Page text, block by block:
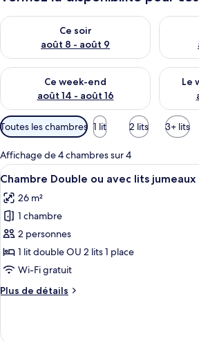
Ce soir
août 8 - août 9
Vérifier la disponibilité pour ce soir août
Vérifier
Ce week-end
août 14 - août 16
Vérifier la disponibilité pour ce week-
Le
Vérifier
Filtres
disponibles
pour
les
chambres
Toutes les chambres 1 lit 2 lits 3+ lits
Affichage de 4 chambres sur 4
Afficher
toutes
les
photos
pour
ce
type
chambre :
Une
13
Chambre Double ou avec lits jumeaux
26 m²
1 chambre
2 personnes
1 lit double OU 2 lits 1 place
Wi-Fi gratuit
Plus de détails
Plus